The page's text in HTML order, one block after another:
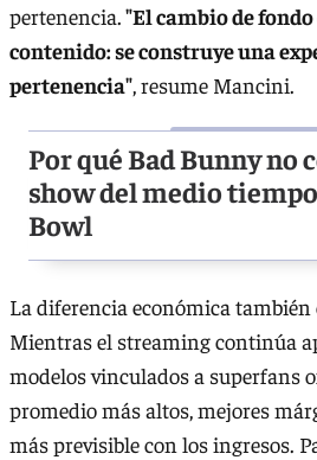
pertenencia."El cambio de fondo
contenido: se construye una
pertenencia", resume Mancini.
Por qué Bad Bunny no
show del medio
Bowl
La diferencia económica
Mientras el streaming continúa
modelos vinculados a superfans
promedio más altos, mejores
más previsible con los ingresos.